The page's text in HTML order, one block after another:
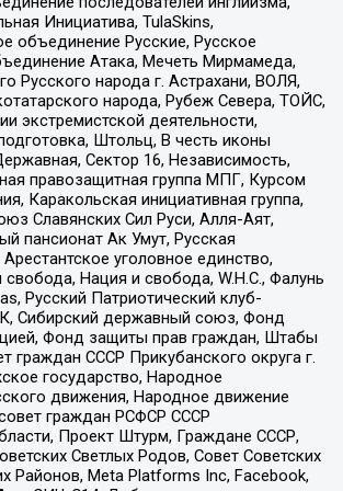
Инициатива, TulaSkins,
объединение Русские, Русское
Атака, Мечеть Мирмамеда,
Русского народа г. Астрахани, ВОЛЯ,
народа, Рубеж Севера, ТОЙС,
экстремистской деятельности,
Штольц, В честь иконы
Сектор 16, Независимость,
правозащитная группа МПГ, Курсом
Каракольская инициативная группа,
Славянских Сил Руси, Алля-Аят,
пансионат Ак Умут, Русская
уголовное единство,
Нация и свобода, W.H.С., Фалунь
Русский Патриотический клуб-
Сибирский державный союз, Фонд
Фонд защиты прав граждан, Штабы
граждан СССР Прикубанского округа г.
государство, Народное
движения, Народное движение
граждан РСФСР СССР
Проект Штурм, Граждане СССР,
Светлых Родов, Совет Советских
Районов, Meta Platforms Inc, Facebook,